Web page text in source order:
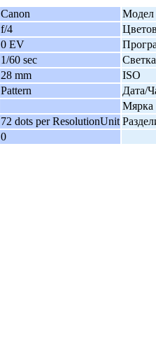
Canon
Модел
f/4
0 EV
1/60 sec
28 mm
ISO
Pattern
Дата/
Мярка
72 dots per ResolutionUnit
0